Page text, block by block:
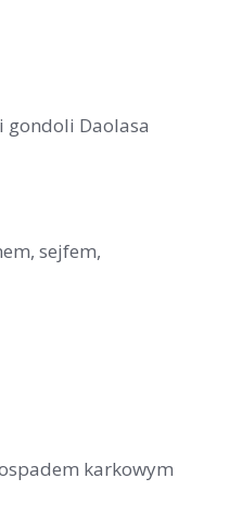
gondoli Daolasa
sejfem,
karkowym